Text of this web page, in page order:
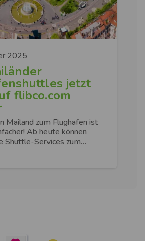
2025
jetzt
flibco.com
Mailand zum Flughafen ist
Ab heute können
Shuttle-Services zum…